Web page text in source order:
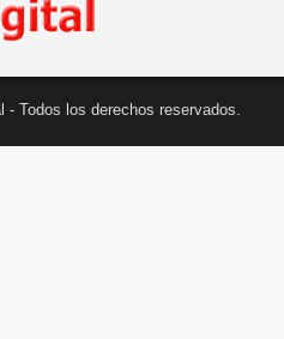
Todos los derechos reservados.